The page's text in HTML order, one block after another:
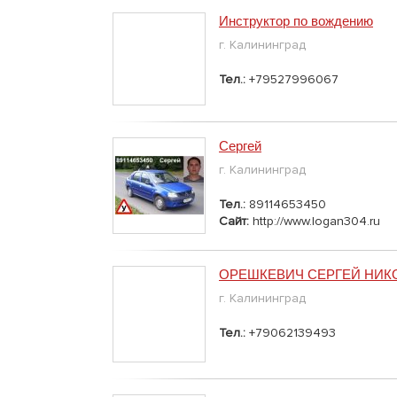
Инструктор по вождению
г. Калининград
Тел.: +79527996067
Сергей
г. Калининград
Тел.: 89114653450
Сайт: http://www.logan304.ru
ОРЕШКЕВИЧ СЕРГЕЙ
г. Калининград
Тел.: +79062139493